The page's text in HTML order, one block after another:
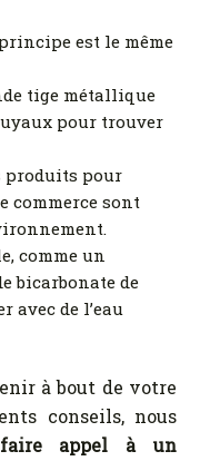
est le même
tige métallique
pour trouver
produits pour
commerce sont
comme un
bicarbonate de
avec de l’eau
à bout de votre
conseils, nous
faire appel à un